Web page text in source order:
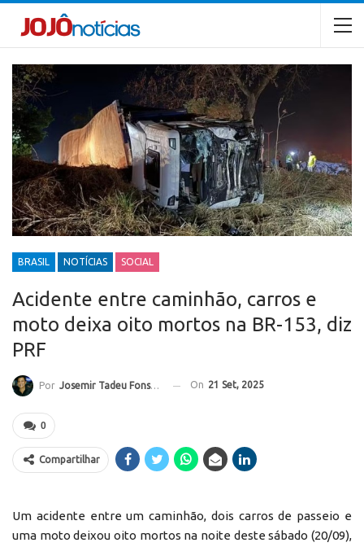
BRASIL NOTÍCIAS SOCIAL
Acidente entre caminhão, carros e
moto deixa oito mortos na BR-153, diz
PRF
Por Josemir Tadeu Fonseca On 21 Set, 2025
0
Compartilhar
Um acidente entre um caminhão, dois carros de passeio e
uma moto deixou oito mortos na noite deste sábado (20/09),